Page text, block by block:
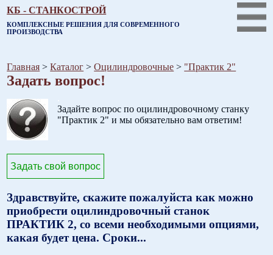
КБ - СТАНКОСТРОЙ
КОМПЛЕКСНЫЕ РЕШЕНИЯ ДЛЯ СОВРЕМЕННОГО
ПРОИЗВОДСТВА
Главная >Каталог >Оцилиндровочные > "Практик 2"
Задать вопрос!
Задайте вопрос по оцилиндровочному станку
"Практик 2" и мы обязательно вам ответим!
Задать свой вопрос
Здравствуйте, скажите пожалуйста как можно
приобрести оцилиндровочный станок
ПРАКТИК 2, со всеми необходимыми опциями,
какая будет цена. Сроки...